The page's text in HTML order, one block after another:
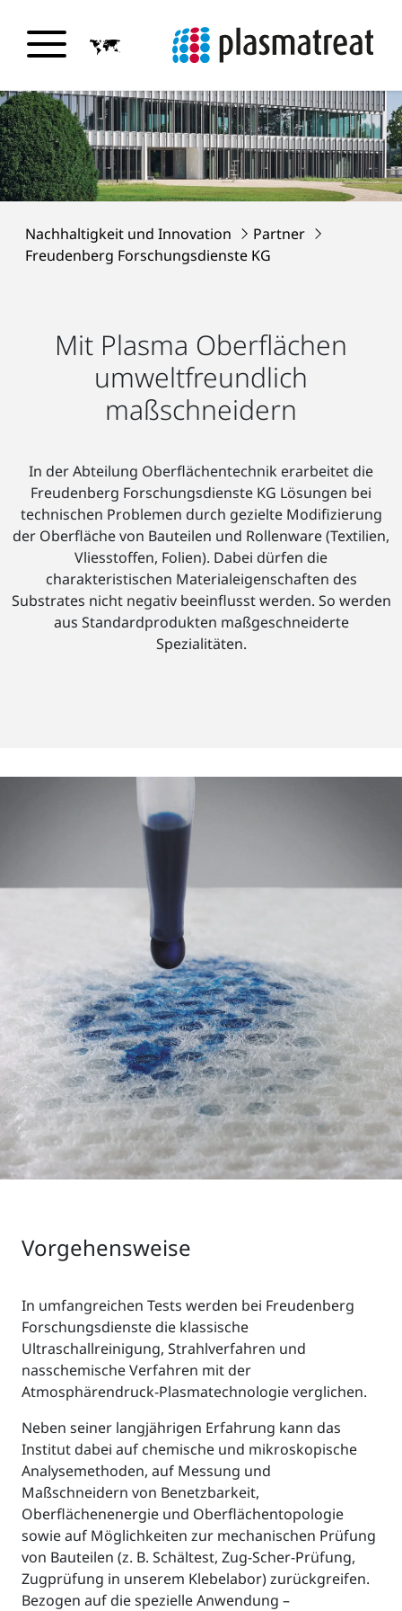
Nachhaltigkeit und Innovation
Partner
Freudenberg Forschungsdienste KG
Mit Plasma Oberflächen
umweltfreundlich
maßschneidern
In der Abteilung Oberflächentechnik erarbeitet die
Freudenberg Forschungsdienste KG Lösungen bei
technischen Problemen durch gezielte Modifizierung
der Oberfläche von Bauteilen und Rollenware (Textilien,
Vliesstoffen, Folien). Dabei dürfen die
charakteristischen Materialeigenschaften des
Substrates nicht negativ beeinflusst werden. So werden
aus Standardprodukten maßgeschneiderte
Spezialitäten.
Vorgehensweise
In umfangreichen Tests werden bei Freudenberg
Forschungsdienste die klassische
Ultraschallreinigung, Strahlverfahren und
nasschemische Verfahren mit der
Atmosphärendruck-Plasmatechnologie verglichen.
Neben seiner langjährigen Erfahrung kann das
Institut dabei auf chemische und mikroskopische
Analysemethoden, auf Messung und
Maßschneidern von Benetzbarkeit,
Oberflächenenergie und Oberflächentopologie
sowie auf Möglichkeiten zur mechanischen Prüfung
von Bauteilen (z. B. Schältest, Zug-Scher-Prüfung,
Zugprüfung in unserem Klebelabor) zurückgreifen.
Bezogen auf die spezielle Anwendung –